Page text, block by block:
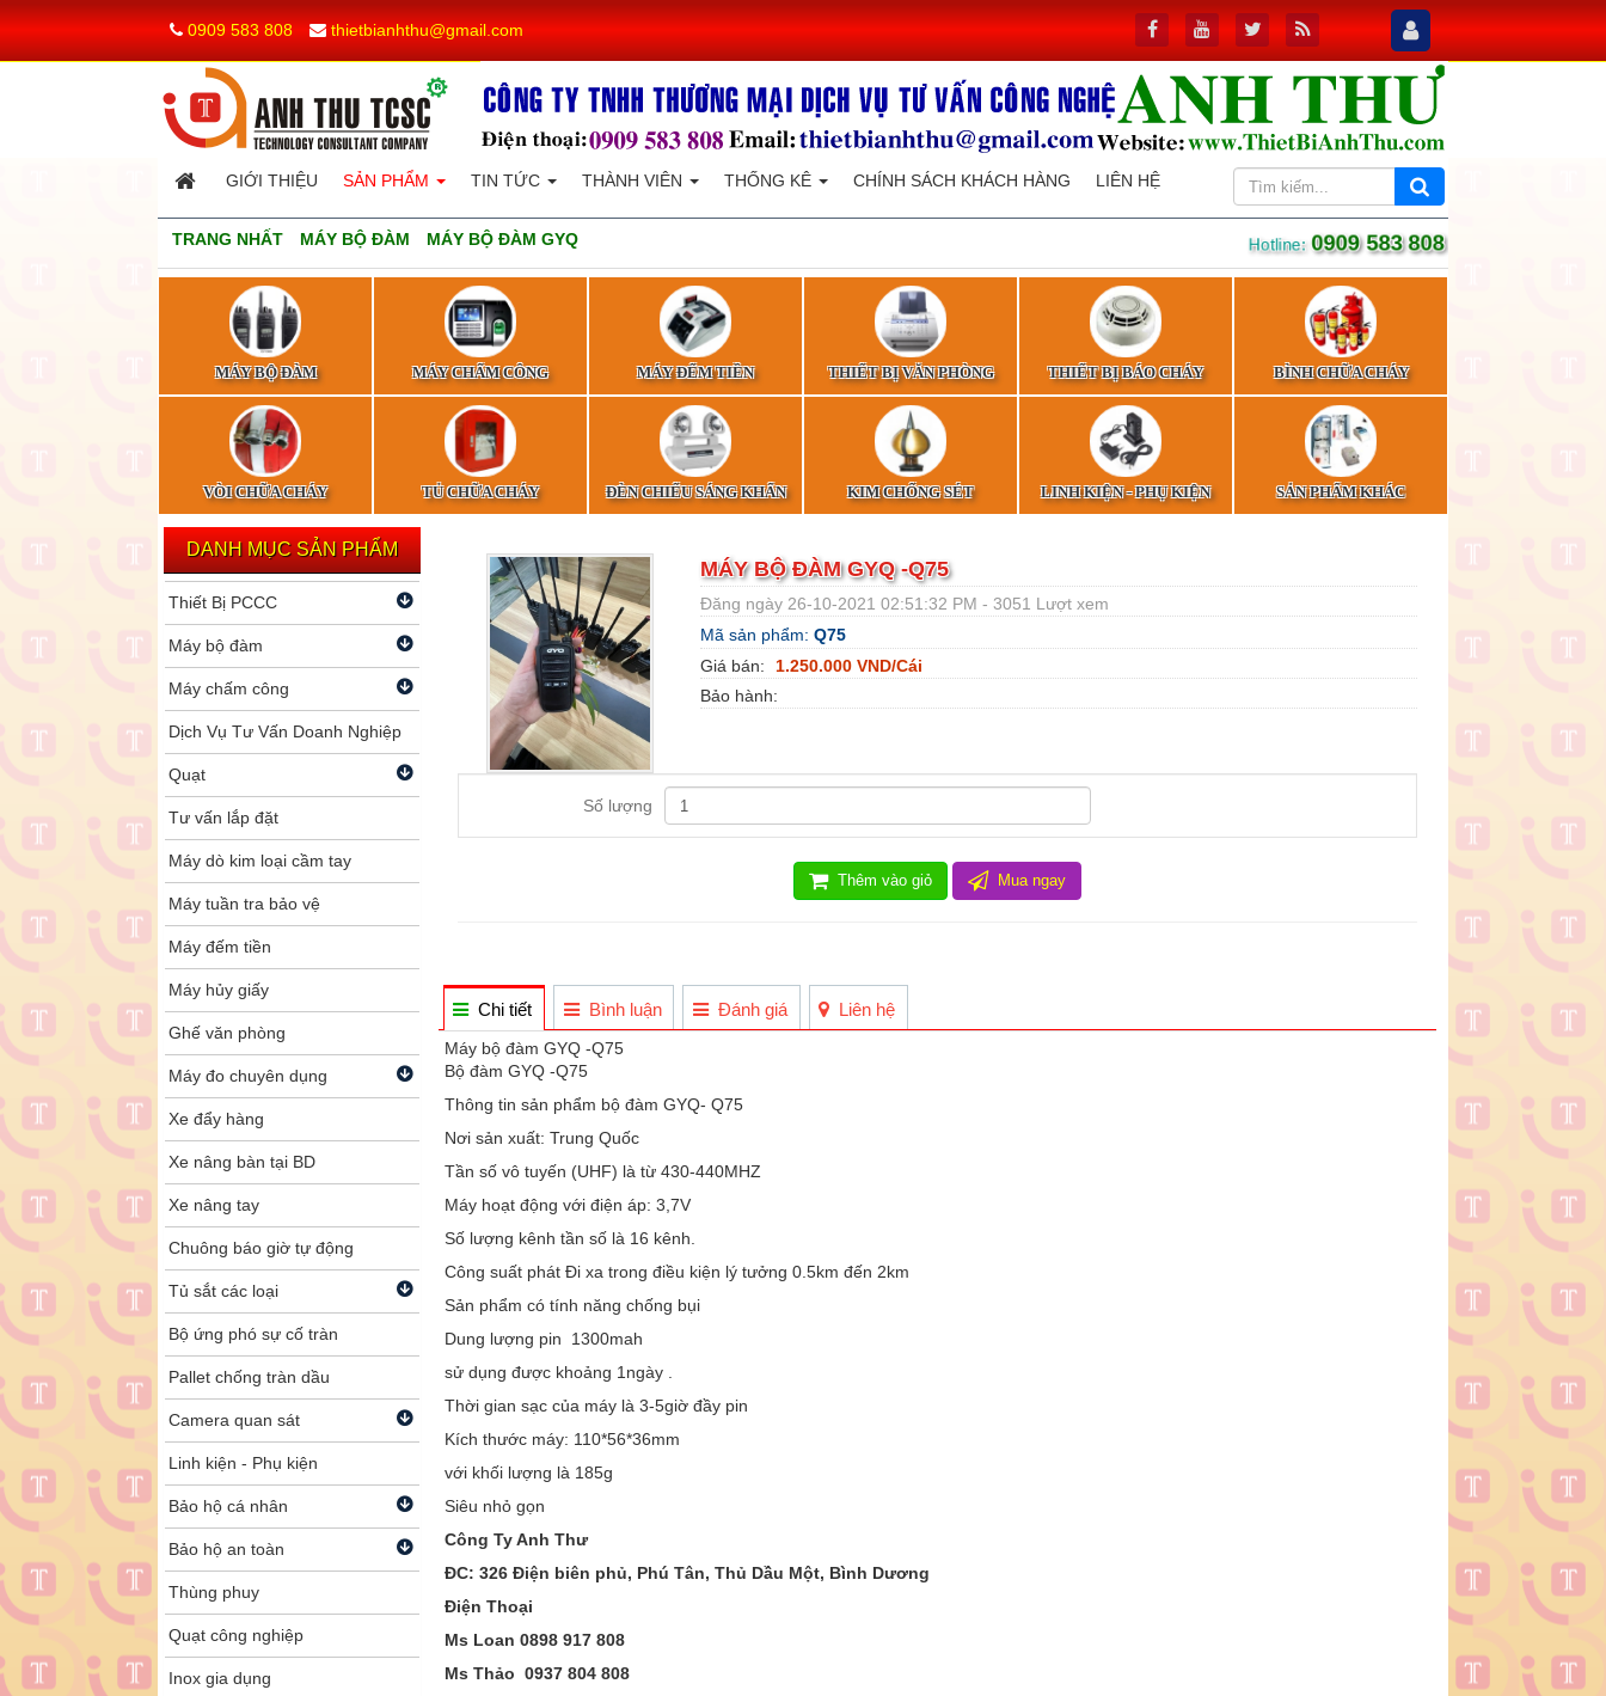
0909 583 808 thietbianhthu@gmail.com
GIỚI THIỆU SẢN PHẨM TIN TỨC THÀNH VIÊN THỐNG KÊ CHÍNH SÁCH KHÁCH HÀNG LIÊN HỆ
TRANG NHẤT MÁY BỘ ĐÀM MÁY BỘ ĐÀM GYQ Hotline:0909 583 808
MÁY BỘ ĐÀM MÁY CHẤM CÔNG MÁY ĐẾM TIỀN THIẾT BỊ VĂN PHÒNG THIẾT BỊ BÁO CHÁY BÌNH CHỮA CHÁY
VÒI CHỮA CHÁY TỦ CHỮA CHÁY
ĐÈN CHIẾU SÁNG KHẨN
KIM CHỐNG SÉT LINH KIỆN - PHỤ KIỆN SẢN PHẨM KHÁC
MÁY BỘ ĐÀM GYQ -Q75
Đăng ngày 26-10-2021 02:51:32 PM - 3051 Lượt xem
Mã sản phẩm:Q75
Giá bán:
1.250.000 VND/Cái
Bảo hành:
Số lượng
Thêm vào giỏ Mua ngay
Chi tiết Bình luận Đánh giá Liên hệ
Máy bộ đàm GYQ -Q75
Bộ đàm GYQ -Q75
Thông tin sản phẩm bộ đàm GYQ- Q75
Nơi sản xuất: Trung Quốc
Tần số vô tuyến (UHF) là từ 430-440MHZ
Máy hoạt động với điện áp: 3,7V
Số lượng kênh tần số là 16 kênh.
Công suất phát Đi xa trong điều kiện lý tưởng 0.5km đến 2km
Sản phẩm có tính năng chống bụi
Dung lượng pin 1300mah
sử dụng được khoảng 1ngày .
Thời gian sạc của máy là 3-5giờ đầy pin
Kích thước máy: 110*56*36mm
với khối lượng là 185g
Siêu nhỏ gọn
Công Ty Anh Thư
ĐC: 326 Điện biên phủ, Phú Tân, Thủ Dầu Một, Bình Dương
Điện Thoại
Ms Loan 0898 917 808
Ms Thảo 0937 804 808
DANH MỤC SẢN PHẨM
Thiết Bị PCCC
Máy bộ đàm
Máy chấm công
Dịch Vụ Tư Vấn Doanh Nghiệp
Quạt
Tư vấn lắp đặt
Máy dò kim loại cầm tay
Máy tuần tra bảo vệ
Máy đếm tiền
Máy hủy giấy
Ghế văn phòng
Máy đo chuyên dụng
Xe đẩy hàng
Xe nâng bàn tại BD
Xe nâng tay
Chuông báo giờ tự động
Tủ sắt các loại
Bộ ứng phó sự cố tràn
Pallet chống tràn dầu
Camera quan sát
Linh kiện - Phụ kiện
Bảo hộ cá nhân
Bảo hộ an toàn
Thùng phuy
Quạt công nghiệp
Inox gia dụng